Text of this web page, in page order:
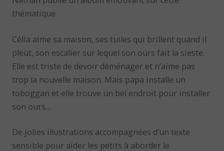
thématique.
Célia aime sa maison, ses tuiles qui brillent quand il
pleut, son escalier sur lequel son ours fait la sieste.
Elle est triste de devoir déménager et n’aime pas
trop la nouvelle maison. Mais papa installe un
toboggan et elle trouve un bel endroit pour installer
son ours…
De jolies illustrations accompagnées d’un texte
sensible pour aider les petits à aborder le